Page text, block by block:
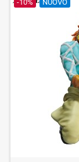
-10% NUOVO